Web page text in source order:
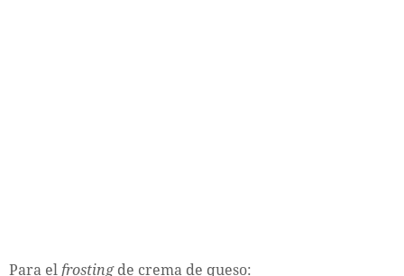
Para el frostingde crema de queso: